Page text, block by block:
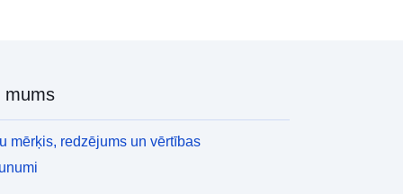
mums
mērķis, redzējums un vērtības